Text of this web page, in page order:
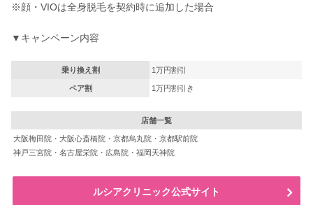
※顔・VIOは全身脱毛を契約時に追加した場合
▼キャンペーン内容
乗り換え割 1万円割引
ペア割 1万円割引き
店舗一覧
大阪梅田院・大阪心斎橋院・京都烏丸院・京都駅前院
神戸三宮院・名古屋栄院・広島院・福岡天神院
ルシアクリニック公式サイト